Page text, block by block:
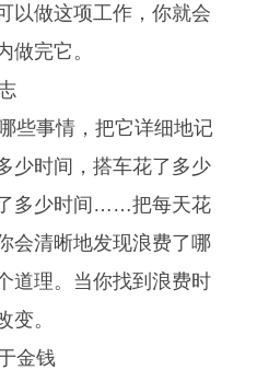
以做这项工作，你就会
做完它。
些事情，把它详细地记
少时间，搭车花了多少
多少时间……把每天花
会清晰地发现浪费了哪
道理。当你找到浪费时
变。
金钱